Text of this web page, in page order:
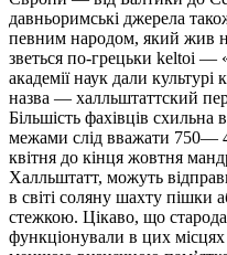
давньоримські джерела
певним народом, який жив
зветься по-грецьки keltoi —
академії наук дали культурі
назва — халльштаттский
Більшість фахівців
межами слід вважати 750—
квітня до кінця жовтня
Халльштатт, можуть
в світі соляну шахту пішки
стежкою. Цікаво, що
функціонували в цих